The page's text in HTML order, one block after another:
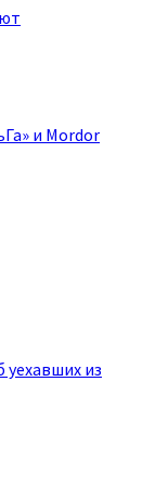
и Mordor
уехавших из